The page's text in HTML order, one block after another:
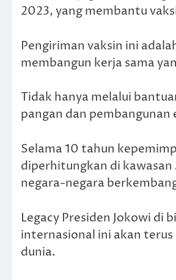
2023, yang membantu
Pengiriman vaksin ini
membangun kerja sama
Tidak hanya melalui
pangan dan
Selama 10 tahun
diperhitungkan di
negara-negara
Legacy Presiden Jokowi di
internasional ini akan
dunia.